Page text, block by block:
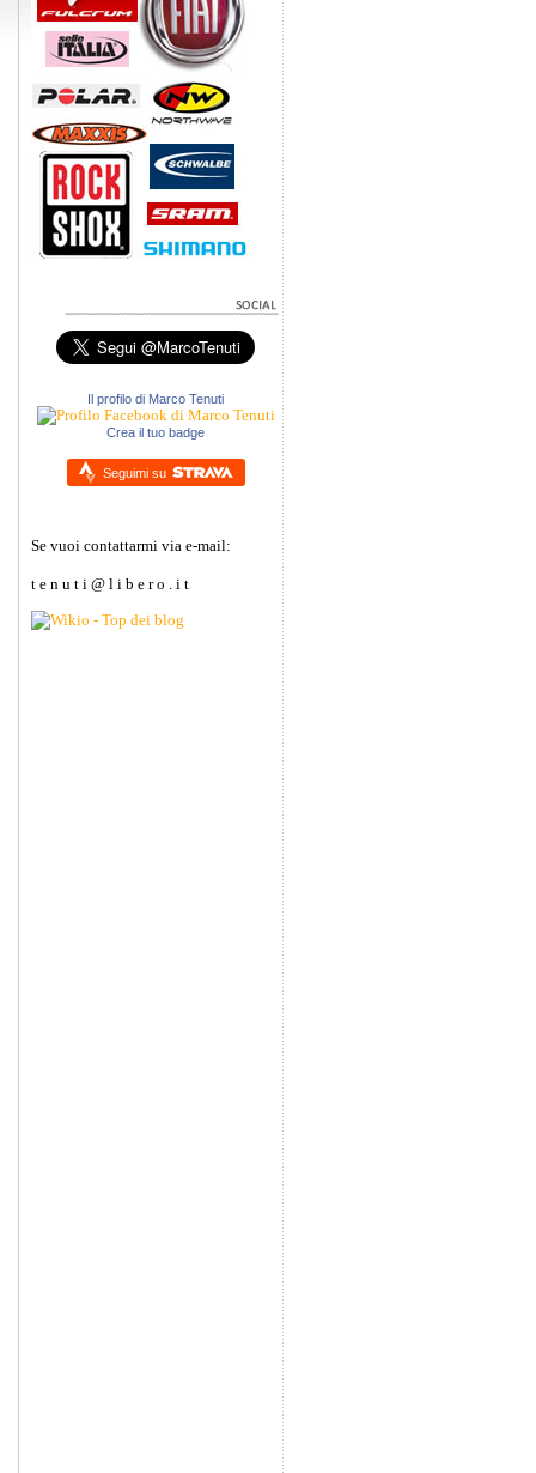
Il profilo di Marco Tenuti
Crea il tuo badge
Seguimi su
Se vuoi contattarmi via e-mail:
t e n u t i @ l i b e r o . i t